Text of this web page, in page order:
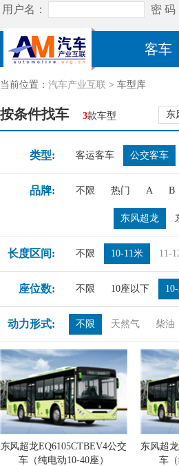
客车
当前位置： 汽车产业互联 > 车型库
按条件找车 3款车型 东
类型: 客运客车 公交客车
品牌: 不限 热门 A B
东风超龙
长度区间: 不限 10-11米 11-
座位数: 不限 10座以下
动力形式: 不限 天然气 柴油
东风超龙EQ6105CTBEV4公交
车（纯电动10-40座）
东风超
车（